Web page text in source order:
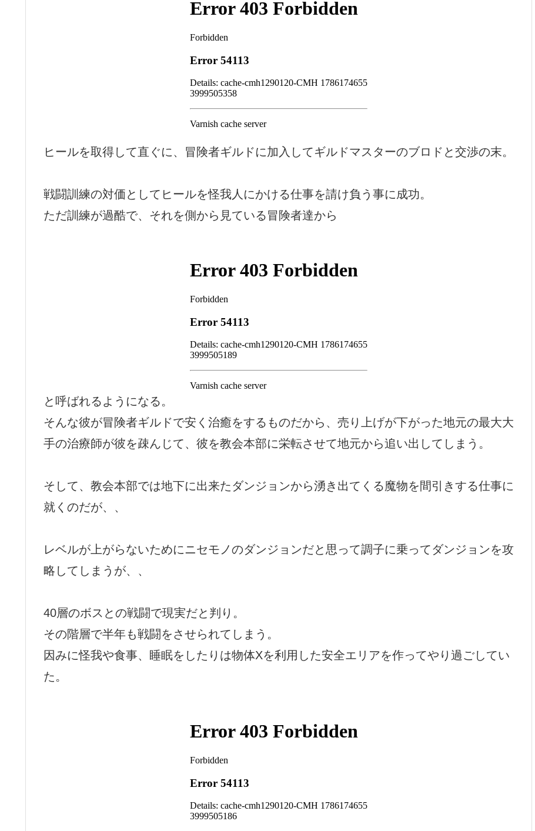
ヒールを取得して直ぐに、冒険者ギルドに加入してギルドマスターのブロドと交渉の末。
戦闘訓練の対価としてヒールを怪我人にかける仕事を請け負う事に成功。
ただ訓練が過酷で、それを側から見ている冒険者達から
と呼ばれるようになる。
そんな彼が冒険者ギルドで安く治癒をするものだから、売り上げが下がった地元の最大大
手の治療師が彼を疎んじて、彼を教会本部に栄転させて地元から追い出してしまう。
そして、教会本部では地下に出来たダンジョンから湧き出てくる魔物を間引きする仕事に
就くのだが、、
レベルが上がらないためにニセモノのダンジョンだと思って調子に乗ってダンジョンを攻
略してしまうが、、
40層のボスとの戦闘で現実だと判り。
その階層で半年も戦闘をさせられてしまう。
因みに怪我や食事、睡眠をしたりは物体Xを利用した安全エリアを作ってやり過ごしてい
た。